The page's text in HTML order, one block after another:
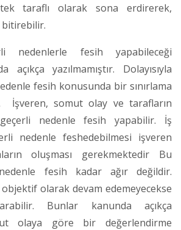
taraflı olarak sona erdirerek,
bitirebilir.
nedenlerle fesih yapabileceği
yazılmamıştır. Dolayısıyla
fesih konusunda bir sınırlama
İşveren, somut olay ve tarafların
nedenle fesih yapabilir. İş
nedenle feshedebilmesi işveren
oluşması gerekmektedir Bu
fesih kadar ağır değildir.
olarak devam edemeyecekse
Bunlar kanunda açıkça
olaya göre bir değerlendirme